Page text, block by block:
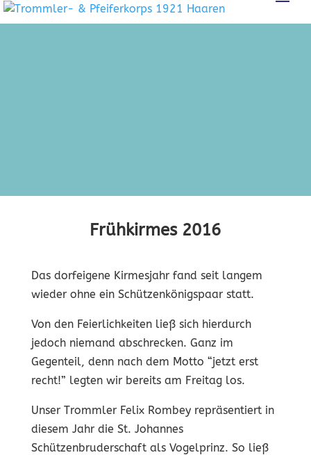
Frühkirmes 2016
Das dorfeigene Kirmesjahr fand seit langem
wieder ohne ein Schützenkönigspaar statt.
Von den Feierlichkeiten ließ sich hierdurch
jedoch niemand abschrecken. Ganz im
Gegenteil, denn nach dem Motto “jetzt erst
recht!” legten wir bereits am Freitag los.
Unser Trommler Felix Rombey repräsentiert in
diesem Jahr die St. Johannes
Schützenbruderschaft als Vogelprinz. So ließ